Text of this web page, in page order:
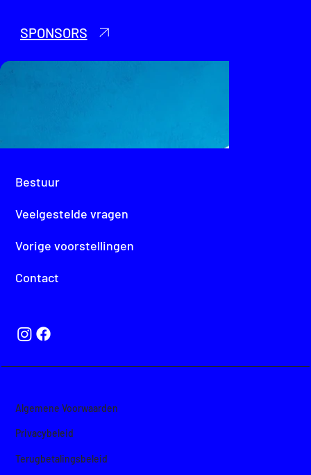
SPONSORS
Bestuur
Veelgestelde vragen
Vorige voorstellingen
Contact
Algemene Voorwaarden
Privacybeleid
Terugbetalingsbeleid